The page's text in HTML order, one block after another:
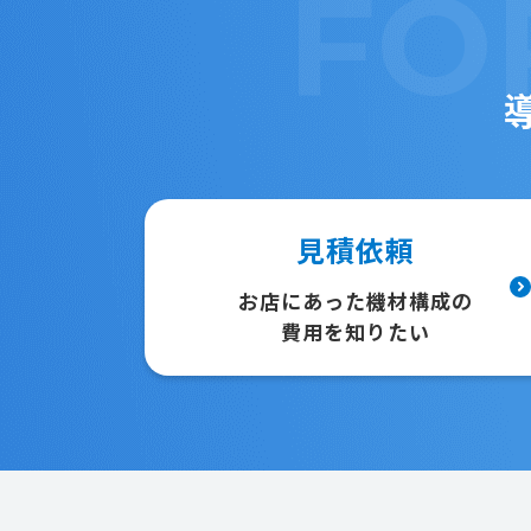
見積依頼
お店にあった機材構成の
費用を知りたい